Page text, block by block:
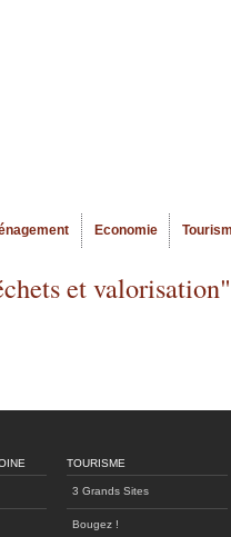
Economie
et
TOURISME
3 Grands Sites
Bougez !